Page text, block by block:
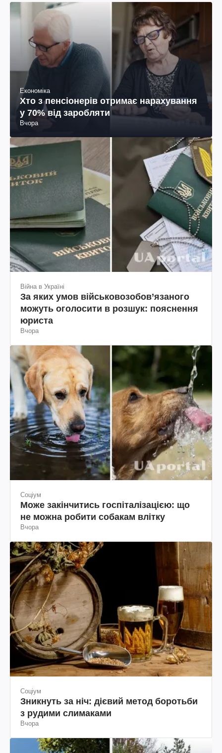
Економіка
Хто з пенсіонерів отримає нарахування
у 70% від заробляти
Вчора
Війна в Україні
За яких умов військовозобов’язаного
можуть оголосити в розшук: пояснення
юриста
Вчора
Соціум
Може закінчитись госпіталізацією: що
не можна робити собакам влітку
Вчора
Соціум
Зникнуть за ніч: дієвий метод боротьби
з рудими слимаками
Вчора